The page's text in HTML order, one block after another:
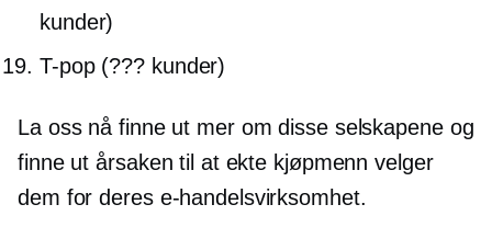
kunder)
T-pop(??? kunder)
La oss nå finne ut mer om disse selskapene og
finne ut årsaken til at ekte kjøpmenn velger
dem for deres e-handelsvirksomhet.